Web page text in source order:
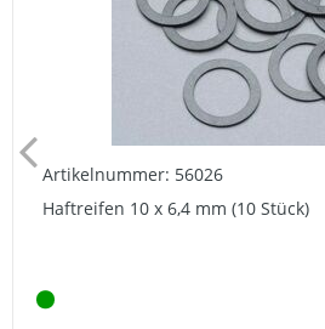
Artikelnummer: 56026
Haftreifen 10 x 6,4 mm (10 Stück)